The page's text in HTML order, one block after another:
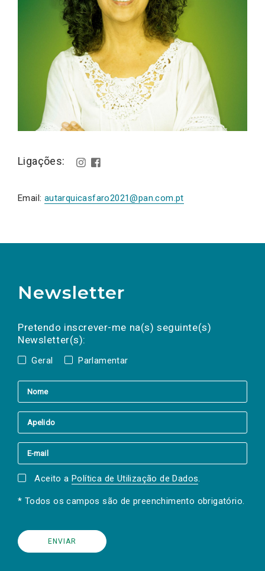
Ligações:
Email: autarquicasfaro2021@pan.com.pt
Newsletter
Pretendo inscrever-me na(s) seguinte(s)
Newsletter(s):
Geral Parlamentar
a(s) newsletter(s).
mail
Aceito a Política de Utilização de Dados.
* Todos os campos são de preenchimento obrigatório.